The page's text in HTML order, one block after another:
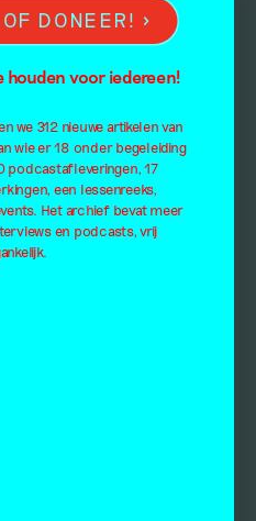
DONEER!
houden voor iedereen!
we 312 nieuwe artikelen van
wie er 18 onder begeleiding
podcastafleveringen, 17
een lessenreeks,
Het archief bevat meer
en podcasts, vrij